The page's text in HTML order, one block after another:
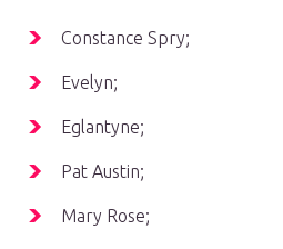
Constance Spry;
Evelyn;
Eglantyne;
Pat Austin;
Mary Rose;